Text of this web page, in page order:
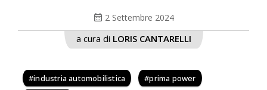
calendar_month 2 Settembre 2024
a cura di LORIS CANTARELLI
industria automobilistica
prima power